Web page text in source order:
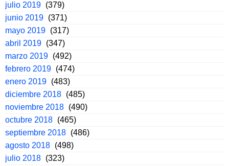
julio 2019 (379)
junio 2019 (371)
mayo 2019 (317)
abril 2019 (347)
marzo 2019 (492)
febrero 2019 (474)
enero 2019 (483)
diciembre 2018 (485)
noviembre 2018 (490)
octubre 2018 (465)
septiembre 2018 (486)
agosto 2018 (498)
julio 2018 (323)